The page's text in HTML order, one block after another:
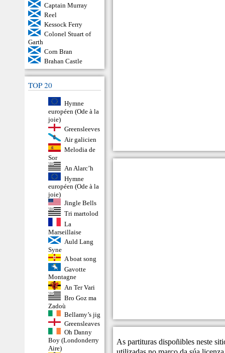
Captain Murray
Reel
Kessock Ferry
Colonel Stuart of
Garth
Corn Bran
Brahan Castle
TOP 20
Hymne
européen (Ode à la
joie)
Greensleeves
Air galicien
Melodia de
Sor
An Alarc’h
Hymne
européen (Ode à la
joie)
Jingle Bells
Tri martolod
La
Marseillaise
Auld Lang
Syne
A boat song
Gavotte
Montagne
An Ter Vari
Bro Goz ma
Zadoù
Bellamy’s jig
Greensleaves
Oh Danny
Boy (Londonderry
Aire)
As partituras dispoñibles neste